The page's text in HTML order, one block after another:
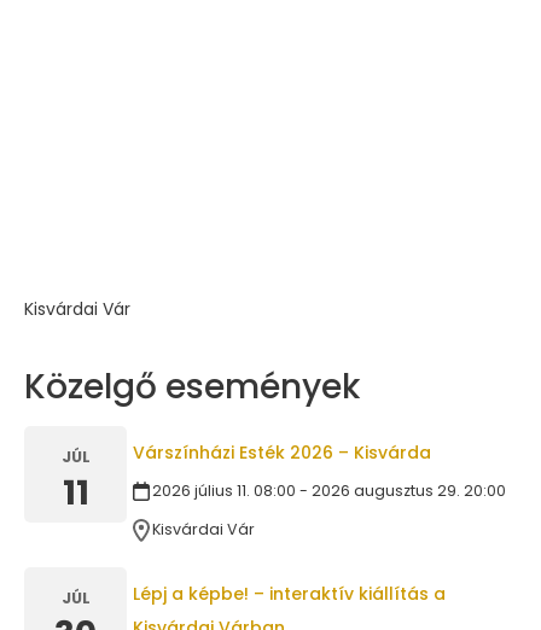
Kisvárdai Vár
Közelgő események
JÚL
11
Várszínházi Esték 2026 – Kisvárda
2026 július 11. 08:00 - 2026 augusztus 29. 20:00
Kisvárdai Vár
JÚL
Lépj a képbe! – interaktív kiállítás a